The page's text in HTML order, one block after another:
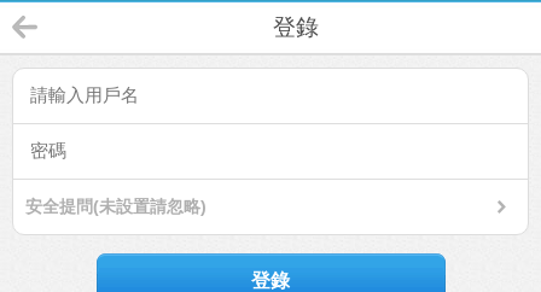
登錄
安全提問(未設置請忽略)
登錄